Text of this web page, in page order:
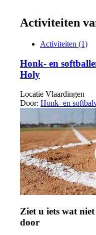
Activiteiten
Activiteiten (1)
Honk- en
Holy
Locatie Vlaardingen
Door: Honk- en
Ziet u iets wat
door